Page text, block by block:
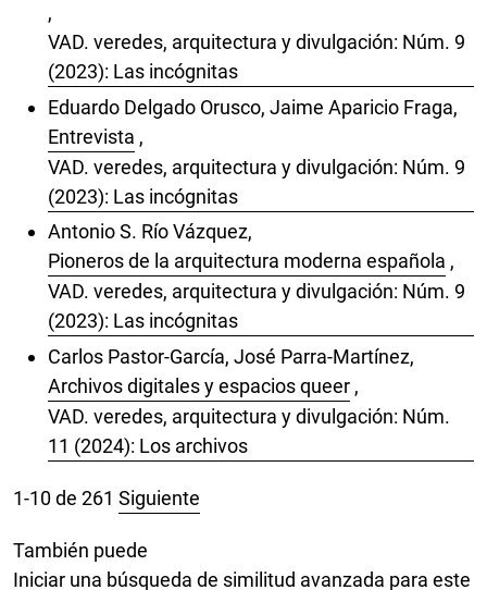
,
VAD. veredes, arquitectura y divulgación: Núm. 9
(2023): Las incógnitas
Eduardo Delgado Orusco, Jaime Aparicio Fraga,
Entrevista ,
VAD. veredes, arquitectura y divulgación: Núm. 9
(2023): Las incógnitas
Antonio S. Río Vázquez,
Pioneros de la arquitectura moderna española ,
VAD. veredes, arquitectura y divulgación: Núm. 9
(2023): Las incógnitas
Carlos Pastor-García, José Parra-Martínez,
Archivos digitales y espacios queer ,
VAD. veredes, arquitectura y divulgación: Núm.
11 (2024): Los archivos
1-10 de 261 Siguiente
También puede
Iniciar una búsqueda de similitud avanzada para este